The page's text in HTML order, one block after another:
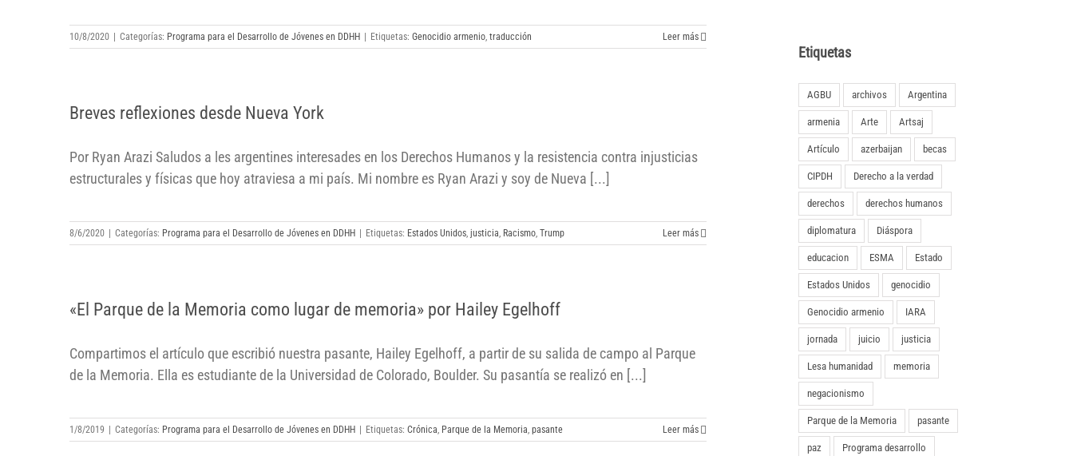
10/8/2020 Categorías: Programa para el Desarrollo de Jóvenes en DDHH Etiquetas: Genocidio armenio, traducción Leer más
Breves reflexiones desde Nueva York
Breves reflexiones desde Nueva York
Por Ryan Arazi Saludos a les argentines interesades en los Derechos Humanos y la resistencia contra injusticias
estructurales y físicas que hoy atraviesa a mi país. Mi nombre es Ryan Arazi y soy de Nueva [...]
8/6/2020 Categorías: Programa para el Desarrollo de Jóvenes en DDHH Etiquetas: Estados Unidos, justicia, Racismo, Trump Leer más
«El Parque de la Memoria como lugar
«El Parque de la Memoria como lugar de memoria» por Hailey Egelhoff
Compartimos el artículo que escribió nuestra pasante, Hailey Egelhoff, a partir de su salida de campo al Parque
de la Memoria. Ella es estudiante de la Universidad de Colorado, Boulder. Su pasantía se realizó en [...]
1/8/2019 Categorías: Programa para el Desarrollo de Jóvenes en DDHH Etiquetas: Crónica, Parque de la Memoria, pasante Leer más
Etiquetas
AGBU archivos Argentina
armenia Arte Artsaj
Artículo azerbaijan becas
CIPDH Derecho a la verdad
derechos derechos humanos
diplomatura Diáspora
educacion ESMA Estado
Estados Unidos genocidio
Genocidio armenio IARA
jornada juicio justicia
Lesa humanidad memoria
negacionismo
Parque de la Memoria pasante
paz Programa desarrollo